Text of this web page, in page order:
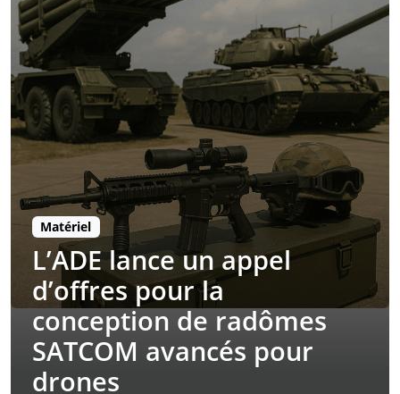
Matériel
L’ADE lance un appel
d’offres pour la
conception de radômes
SATCOM avancés pour
drones